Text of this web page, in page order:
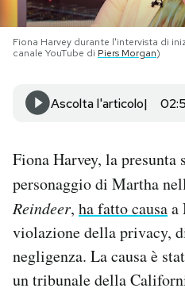
SHOP
Area Personale
Newsletter
Notifiche mobile
Regala il Post
Hai bisogno di aiuto?
Esci
Fiona Harvey durante l'intervista di
canale YouTube di Piers Morgan)
Ascolta l'articolo
Fiona Harvey, la
personaggio di Martha
Reindeer, ha fatto causaa
violazione della privacy,
negligenza. La causa è
un tribunale della